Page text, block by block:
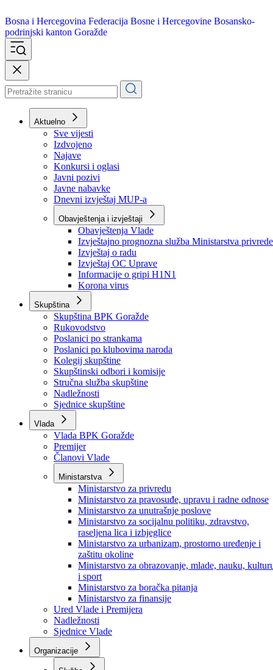
Bosna i Hercegovina
podrinjski kanton Goražde
Aktuelno
Sve vijesti
Izdvojeno
Najave
Konkursi i oglasi
Javni pozivi
Javne nabavke
Dnevni izvještaj MUP-a
Obavještenja i izvještaji
Obavještenja Vlade
Izvještajno prognozna služba Ministarstva privrede
Izvještaj o radu
Izvještaj OC Uprave
Informacije o gripi H1N1
Korona virus
Skupština
Skupština BPK Goražde
Rukovodstvo
Poslanici po strankama
Poslanici po klubovima naroda
Kolegij skupštine
Skupštinski odbori i komisije
Stručna služba skupštine
Nadležnosti
Sjednice skupštine
Vlada
Vlada BPK Goražde
Premijer
Članovi Vlade
Ministarstva
Ministarstvo za privredu
Ministarstvo za pravosuđe, upravu i radne odnose
Ministarstvo za unutrašnje poslove
Ministarstvo za socijalnu politiku, zdravstvo,
raseljena lica i izbjeglice
Ministarstvo za urbanizam, prostorno uređenje i
zaštitu okoline
Ministarstvo za obrazovanje, mlade, nauku,
i sport
Ministarstvo za boračka pitanja
Ministarstvo za finansije
Ured Vlade i Premijera
Nadležnosti
Sjednice Vlade